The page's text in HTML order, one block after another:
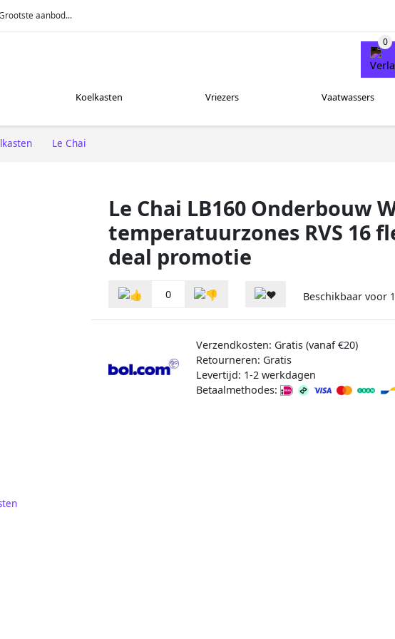
aanbod...
Koelkasten Vriezers Vaatwassers
Le Chai
Le Chai LB160 Onderbouw
temperatuurzones RVS 16
deal promotie
0 Beschikbaar voor
Verzendkosten: Gratis (vanaf €20)
Retourneren: Gratis
Levertijd: 1-2 werkdagen
Betaalmethodes: